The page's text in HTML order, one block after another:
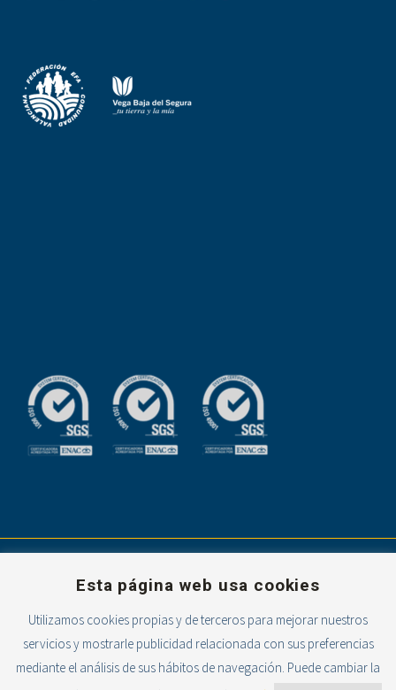
Powered with
Esta página web usa cookies
Utilizamos cookies propias y de terceros para mejorar nuestros
servicios y mostrarle publicidad relacionada con sus preferencias
mediante el análisis de sus hábitos de navegación. Puede cambiar la